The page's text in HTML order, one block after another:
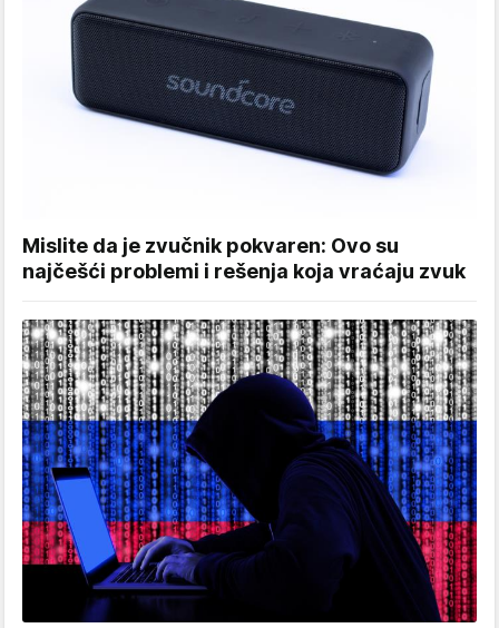
Mislite da je zvučnik pokvaren: Ovo su
najčešći problemi i rešenja koja vraćaju zvuk